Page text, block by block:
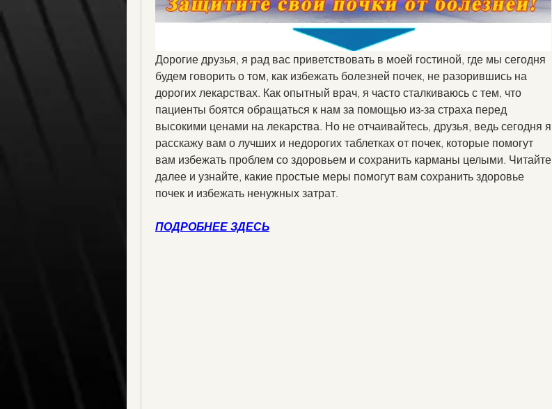
Дорогие друзья, я рад вас приветствовать в моей гостиной, где мы сегодня
будем говорить о том, как избежать болезней почек, не разорившись на
дорогих лекарствах. Как опытный врач, я часто сталкиваюсь с тем, что
пациенты боятся обращаться к нам за помощью из-за страха перед
высокими ценами на лекарства. Но не отчаивайтесь, друзья, ведь сегодня я
расскажу вам о лучших и недорогих таблетках от почек, которые помогут
вам избежать проблем со здоровьем и сохранить карманы целыми. Читайте
далее и узнайте, какие простые меры помогут вам сохранить здоровье
почек и избежать ненужных затрат.
ПОДРОБНЕЕ ЗДЕСЬ